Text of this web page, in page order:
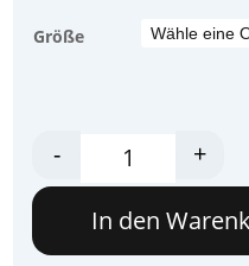
Größe
Snow Chain TRYGG Scan
- +
In den